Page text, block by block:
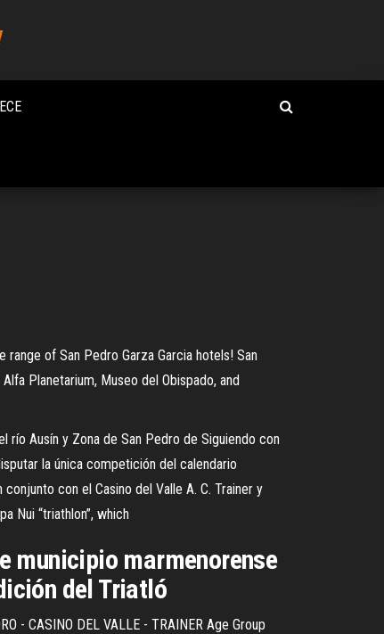
of San Pedro Garza Garcia hotels! San
Planetarium, Museo del Obispado, and
río Ausín y Zona de San Pedro de Siguiendo con
la única competición del calendario
con el Casino del Valle A. C. Trainer y
Nui “triathlon”, which
municipio marmenorense
del Triatló
- CASINO DEL VALLE - TRAINER Age Group